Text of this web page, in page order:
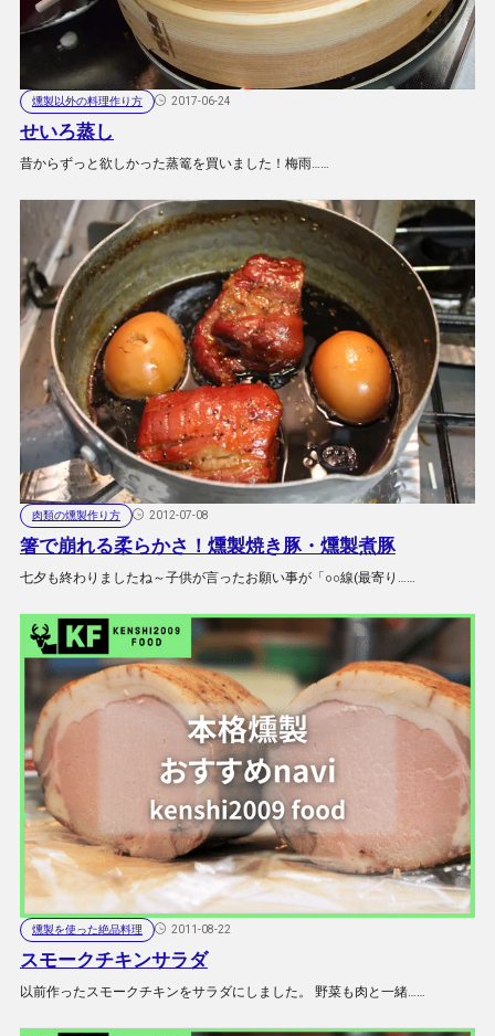
燻製以外の料理作り方 2017-06-24
せいろ蒸し
昔からずっと欲しかった蒸篭を買いました！梅雨……
肉類の燻製作り方 2012-07-08
箸で崩れる柔らかさ！燻製焼き豚・燻製煮豚
七夕も終わりましたね～子供が言ったお願い事が「○○線(最寄り……
燻製を使った絶品料理 2011-08-22
スモークチキンサラダ
以前作ったスモークチキンをサラダにしました。 野菜も肉と一緒……